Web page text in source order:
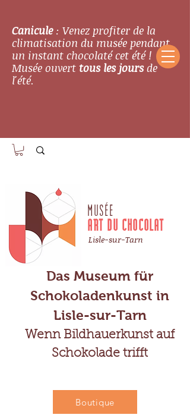
Canicule: Venez profiter de la
climatisation du musée pendant
un instant chocolaté cet été !
Musée ouverttous les joursde
l'été.
Das Museum für
Schokoladenkunst in
Lisle-sur-Tarn
Wenn Bildhauerkunst auf
Schokolade trifft
Lisle-sur-Tarn
MUSÉE
ART DU CHOCOLAT
Boutique